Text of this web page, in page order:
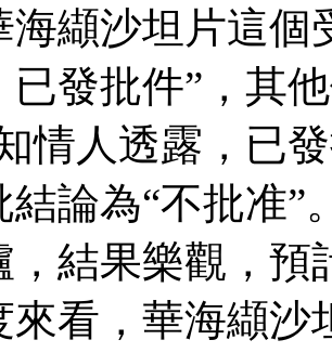
海纈沙坦片這個
已發批件”，其
情人透露，已
結論為“不批准”
，結果樂觀，
來看，華海纈沙